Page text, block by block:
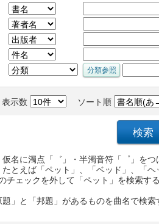
表示数 ソート順
名に濁点「゛」・半濁音符「゜」を
たとえば「ペット」、「ベッド」、「
チェックを外して「ペット」を検索
題」と「邦題」があるものを曲名で検